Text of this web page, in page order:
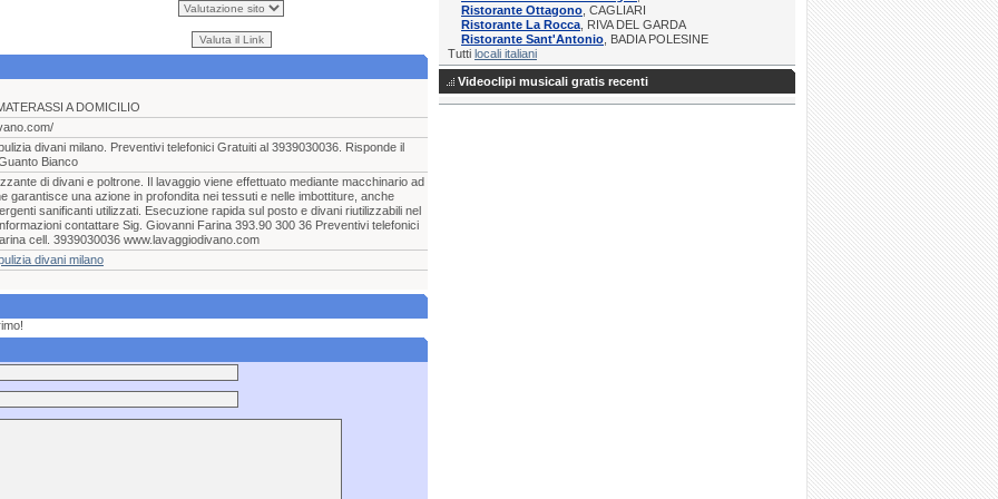
A DOMICILIO
divani milano. Preventivi telefonici Gratuiti al 3939030036. Risponde il
Bianco
di divani e poltrone. Il lavaggio viene effettuato mediante macchinario ad
garantisce una azione in profondita nei tessuti e nelle imbottiture, anche
sanificanti utilizzati. Esecuzione rapida sul posto e divani riutilizzabili nel
contattare Sig. Giovanni Farina 393.90 300 36 Preventivi telefonici
cell. 3939030036 www.lavaggiodivano.com
divani milano
Ristorante Ottagono , CAGLIARI
Ristorante La Rocca , RIVA DEL GARDA
Ristorante Sant'Antonio , BADIA POLESINE
Tutti locali italiani
Videoclipi musicali gratis recenti